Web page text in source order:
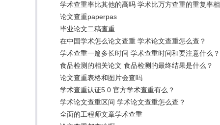
学术查重率比其他的高吗 学术比万方查重的重复率
论文查重paperpas
毕业论文二稿查重
在中国学术怎么论文查重 学术论文查重怎么查？
学术查重一篇多长时间 学术查重时间和要注意什么？
食品检测的相关论文 食品检测的最终结果是什么？
论文查重表格和图片会查吗
学术查重认证5.0 官方学术查重有么？
学术论文查重区间 学术论文查重怎么查？
全面的工程师文章学术查重